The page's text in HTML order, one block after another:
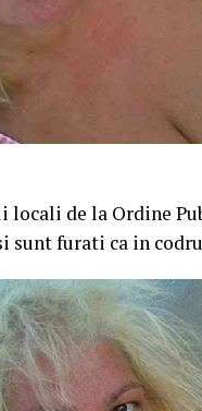
de la Ordine
sunt furati ca in